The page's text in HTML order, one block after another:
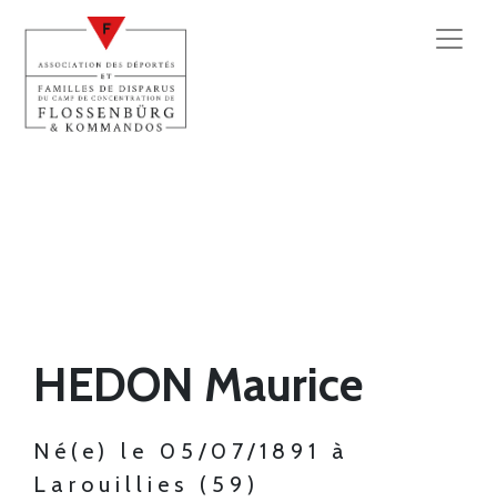
HEDON Maurice
Né(e) le 05/07/1891 à
Larouillies (59)